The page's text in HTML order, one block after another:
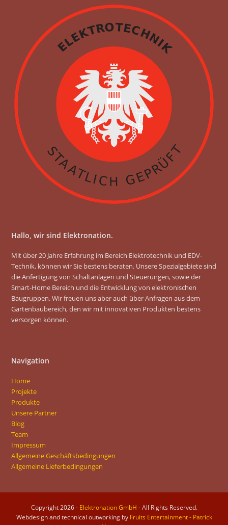
b
m
Hallo, wir sind Elektronation.
Mit über 20 Jahre Erfahrung im Bereich Elektrotechnik und EDV-
Technik, können wir Sie bestens beraten. Unsere Spezialgebiete sind
die Anfertigung von Schaltanlagen und Steuerungen, sowie der
Smart-Home Bereich und die Entwicklung von elektronischen
Baugruppen. Wir freuen uns aber auch über Anfragen aus dem
Gartenbaubereich, den wir mit innovativen Produkten bestens
versorgen können.
Navigation
Home
Projekte
Produkte
Unsere Partner
Blog
Team
Impressum
Allgemeine Geschäftsbedingungen
Allgemeine Lieferbedingungen
Copyright 2026 - Elektronation GmbH - All Rights Reserved.
Webdesign and technical outworking by Fruits Entertainment - Patrick